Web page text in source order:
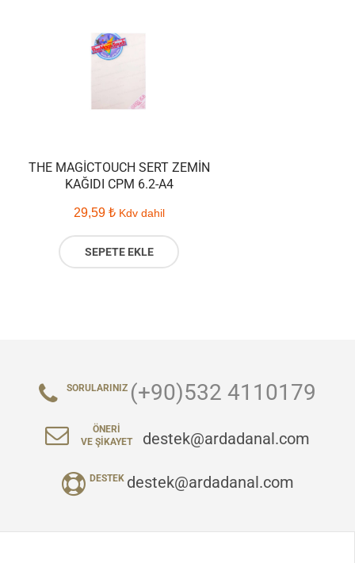
THE MAGICTOUCH SERT ZEMIN
KAĞIDI CPM 6.2-A4
29,59 ₺ Kdv dahil
SEPETE EKLE
SORULARINIZ (+90)532 4110179
ÖNERI
VE ŞIKAYET
destek@ardadanal.com
DESTEK destek@ardadanal.com